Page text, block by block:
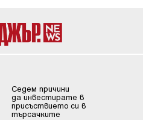
Седем причини
да инвестирате в
присъствието си в
търсачките